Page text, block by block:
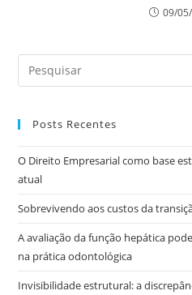
09/
Posts Recentes
O Direito Empresarial como base
atual
Sobrevivendo aos custos da
A avaliação da função hepática
na prática odontológica
Invisibilidade estrutural: a